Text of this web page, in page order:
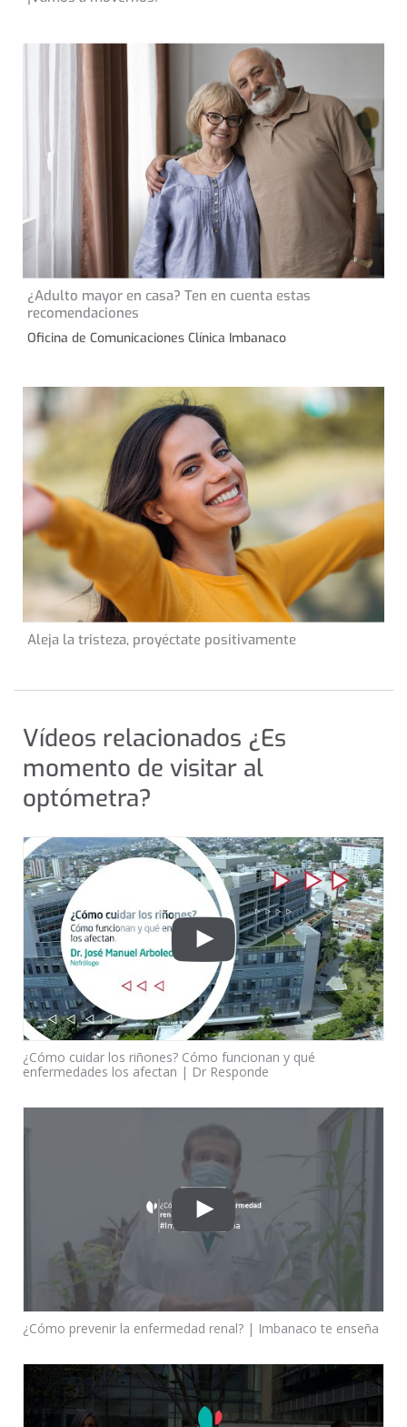
11 de septiembre de 2024
CONSEJOS DE SALUD
¿Adulto mayor en casa? Ten en cuenta estas
recomendaciones
Oficina de Comunicaciones Clínica Imbanaco
24 de enero de 2023
CONSEJOS DE SALUD
Aleja la tristeza, proyéctate positivamente
Vídeos relacionados ¿Es
momento de visitar al
optómetra?
¿Cómo cuidar los riñones? Cómo funcionan y qué
enfermedades los afectan | Dr Responde
¿Cómo prevenir la enfermedad renal? | Imbanaco te enseña